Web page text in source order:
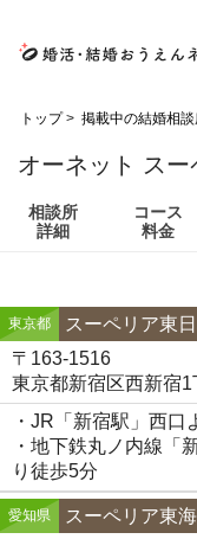
トップ> 掲載中の結婚相
オーネット ス
相談所
詳細
コース
料金
東京都
スーペリア東
〒163-1516
東京都新宿区西新宿
・JR「新宿駅」西口
・地下鉄丸ノ内線「
り徒歩5分
愛知県
スーペリア東